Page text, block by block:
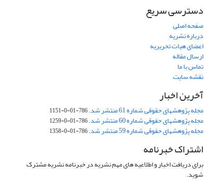
دسترسی سریع
صفحه اصلی
درباره نشریه
اعضای هیات تحریریه
ارسال مقاله
تماس با ما
نقشه سایت
آخرین اخبار
مجله پژوهشهای حقوقی شماره 61 منتشر شد. 786-01-0-1151
مجله پژوهشهای حقوقی شماره 60 منتشر شد. 786-01-0-1259
مجله پژوهشهای حقوقی شماره 59 منتشر شد. 786-01-0-1358
اشتراک خبرنامه
برای دریافت اخبار و اطلاعیه های مهم نشریه در خبرنامه نشریه مشترک
شوید.